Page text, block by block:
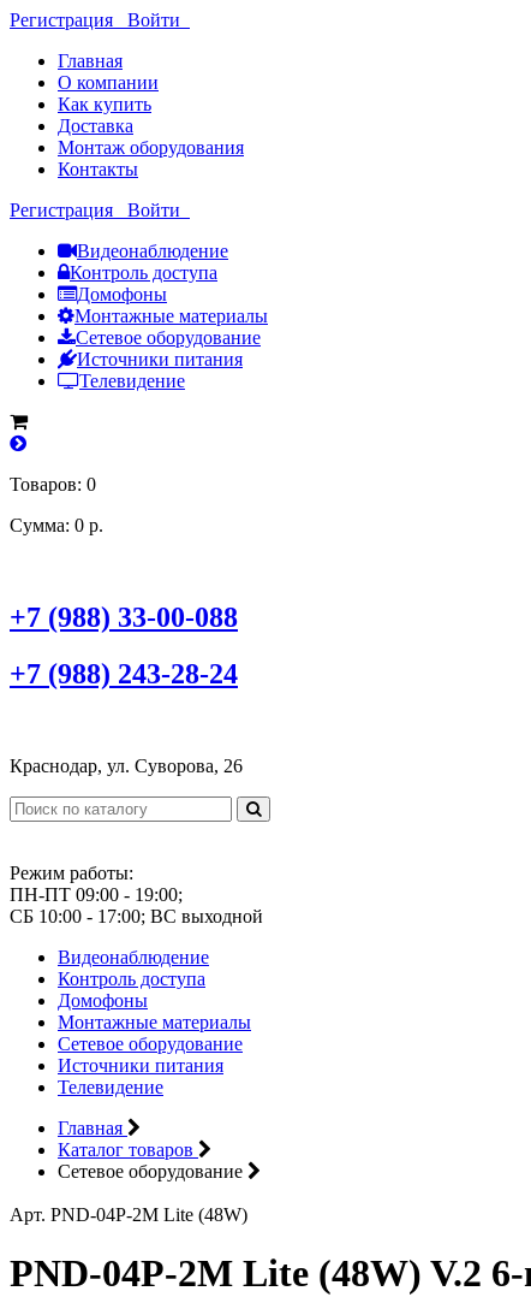
Регистрация Войти
Главная
О компании
Как купить
Доставка
Монтаж оборудования
Контакты
Регистрация Войти
Видеонаблюдение
Контроль доступа
Домофоны
Монтажные материалы
Сетевое оборудование
Источники питания
Телевидение
Товаров: 0
Сумма: 0 р.
+7 (988) 33-00-088
+7 (988) 243-28-24
Краснодар, ул. Суворова, 26
Режим работы:
ПН-ПТ 09:00 - 19:00;
СБ 10:00 - 17:00; ВС выходной
Видеонаблюдение
Контроль доступа
Домофоны
Монтажные материалы
Сетевое оборудование
Источники питания
Телевидение
Главная
Каталог товаров
Сетевое оборудование
Арт. PND-04P-2M Lite (48W)
PND-04P-2M Lite (48W) V.2